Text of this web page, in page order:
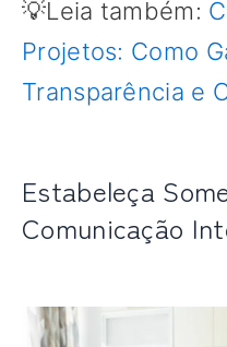
💡Leia também:
Projetos: Como
Transparência e
Estabeleça
Comunicação